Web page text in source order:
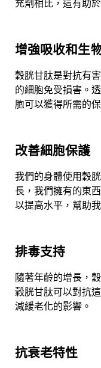
充劑相比，這有助
增強吸收和生
穀胱甘肽是對抗有
的細胞免受損害。
胞可以獲得所需的
改善細胞保護
我們的身體使用穀
長，我們擁有的東
以提高水平，幫助
排毒支持
隨著年齡的增長，
穀胱甘肽可以對抗
減緩老化的影響。
抗衰老特性